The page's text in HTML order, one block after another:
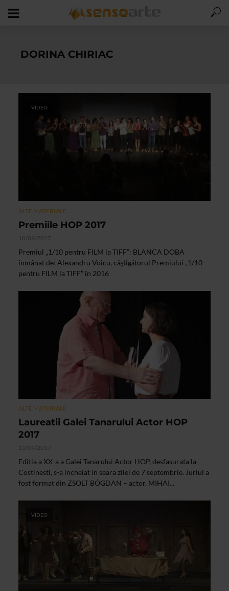
DORINA CHIRIAC
VIDEO
ALTE MATERIALE
Premiile HOP 2017
18/09/2017
Premiul „1/10 pentru FILM la TIFF”: BLANCA DOBA
înmânat de: Alexandru Voicu, câştigătorul Premiului „1/10
pentru FILM la TIFF” în 2016
ALTE MATERIALE
Laureatii Galei Tanarului Actor HOP
2017
11/09/2017
Editia a XX-a a Galei Tanarului Actor HOP, desfasurata la
Costinesti, s-a incheiat in seara zilei de 7 septembrie. Juriul a
fost format din ZSOLT BÓGDAN – actor, MIHAI...
VIDEO